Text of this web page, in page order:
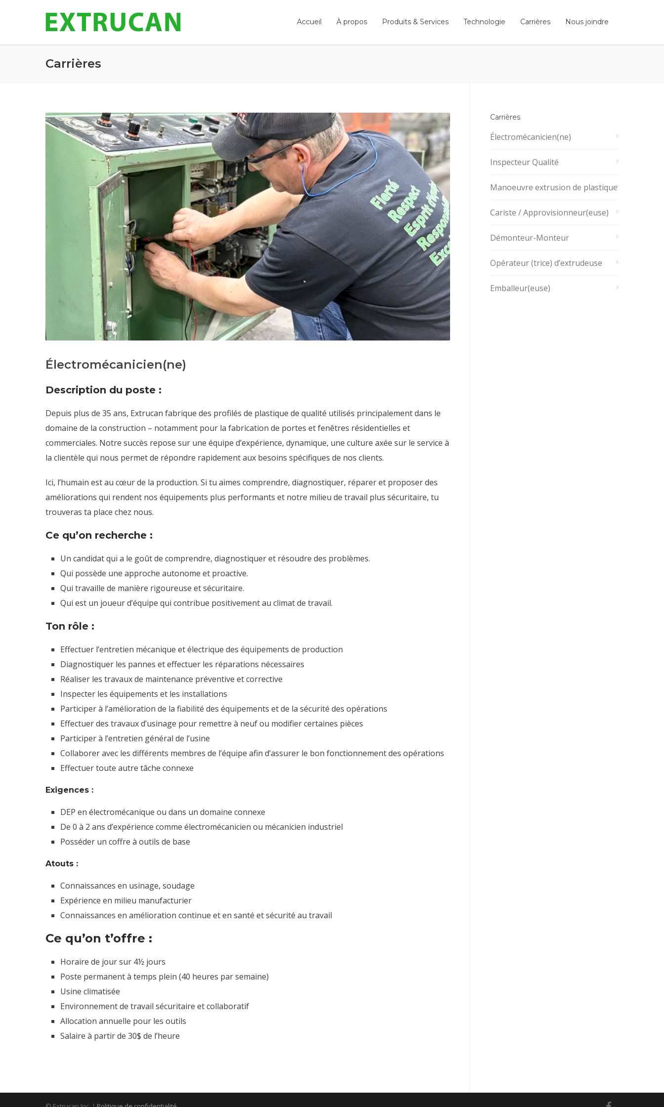
Accueil À propos Produits & Services Technologie Carrières Nous joindre
Carrières
Électromécanicien(ne)
Description du poste :
Depuis plus de 35 ans, Extrucan fabrique des profilés de plastique de qualité utilisés principalement dans le
domaine de la construction – notamment pour la fabrication de portes et fenêtres résidentielles et
commerciales. Notre succès repose sur une équipe d’expérience, dynamique, une culture axée sur le service à
la clientèle qui nous permet de répondre rapidement aux besoins spécifiques de nos clients.
Ici, l’humain est au cœur de la production. Si tu aimes comprendre, diagnostiquer, réparer et proposer des
améliorations qui rendent nos équipements plus performants et notre milieu de travail plus sécuritaire, tu
trouveras ta place chez nous.
Ce qu’on recherche :
Un candidat qui a le goût de comprendre, diagnostiquer et résoudre des problèmes.
Qui possède une approche autonome et proactive.
Qui travaille de manière rigoureuse et sécuritaire.
Qui est un joueur d’équipe qui contribue positivement au climat de travail.
Ton rôle :
Effectuer l’entretien mécanique et électrique des équipements de production
Diagnostiquer les pannes et effectuer les réparations nécessaires
Réaliser les travaux de maintenance préventive et corrective
Inspecter les équipements et les installations
Participer à l’amélioration de la fiabilité des équipements et de la sécurité des opérations
Effectuer des travaux d’usinage pour remettre à neuf ou modifier certaines pièces
Participer à l’entretien général de l’usine
Collaborer avec les différents membres de l’équipe afin d’assurer le bon fonctionnement des opérations
Effectuer toute autre tâche connexe
Exigences :
DEP en électromécanique ou dans un domaine connexe
De 0 à 2 ans d’expérience comme électromécanicien ou mécanicien industriel
Posséder un coffre à outils de base
Atouts :
Connaissances en usinage, soudage
Expérience en milieu manufacturier
Connaissances en amélioration continue et en santé et sécurité au travail
Ce qu’on t’offre :
Horaire de jour sur 4½ jours
Poste permanent à temps plein (40 heures par semaine)
Usine climatisée
Environnement de travail sécuritaire et collaboratif
Allocation annuelle pour les outils
Salaire à partir de 30$ de l’heure
Carrières
Électromécanicien(ne)
Inspecteur Qualité
Manoeuvre extrusion de plastique
Cariste / Approvisionneur(euse)
Démonteur-Monteur
Opérateur (trice) d’extrudeuse
Emballeur(euse)